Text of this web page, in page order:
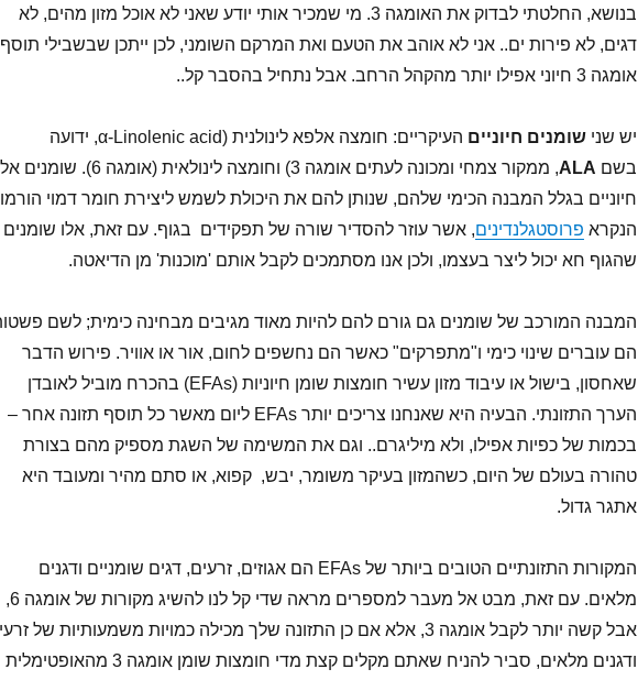
בנושא, החלטתי לבדוק את האומגה 3. מי שמכיר אותי יודע שאני לא אוכל מזון מהים, לא
דגים, לא פירות ים.. אני לא אוהב את הטעם ואת המרקם השומני, לכן ייתכן שבשבילי תוסף
אומגה 3 חיוני אפילו יותר מהקהל הרחב. אבל נתחיל בהסבר קל..
יש שני שומנים חיוניים
העיקריים: חומצה אלפא לינולנית (α-Linolenic acid, ידועה
בשם ALA
, ממקור צמחי ומכונה לעתים אומגה 3) וחומצה לינולאית (אומגה 6).
חיוניים בגלל המבנה הכימי שלהם, שנותן להם את היכולת לשמש ליצירת חומר דמוי
הנקרא פרוסטגלנדינים, אשר עוזר להסדיר שורה של תפקידים בגוף. עם זאת, אלו שומנים
שהגוף חא יכול ליצר בעצמו, ולכן אנו מסתמכים לקבל אותם 'מוכנות' מן הדיאטה.
המבנה המורכב של שומנים גם גורם להם להיות מאוד מגיבים מבחינה כימית; לשם
הם עוברים שינוי כימי ו"מתפרקים" כאשר הם נחשפים לחום, אור או אוויר. פירוש הדבר
שאחסון, בישול או עיבוד מזון עשיר חומצות שומן חיוניות (EFAs) בהכרח מוביל לאובדן
הערך התזונתי. הבעיה היא שאנחנו צריכים יותר EFAs ליום מאשר כל תוסף תזונה אחר –
בכמות של כפיות אפילו, ולא מיליגרם.. וגם את המשימה של השגת מספיק מהם בצורת
טהורה בעולם של היום, כשהמזון בעיקר משומר, יבש, קפוא, או סתם מהיר ומעובד היא
אתגר גדול.
המקורות התזונתיים הטובים ביותר של EFAs הם אגוזים, זרעים, דגים שומניים ודגנים
מלאים. עם זאת, מבט אל מעבר למספרים מראה שדי קל לנו להשיג מקורות של אומגה 6,
אבל קשה יותר לקבל אומגה 3, אלא אם כן התזונה שלך מכילה כמויות משמעותיות של
ודגנים מלאים, סביר להניח שאתם מקלים קצת מדי חומצות שומן אומגה 3 מהאופטימלית